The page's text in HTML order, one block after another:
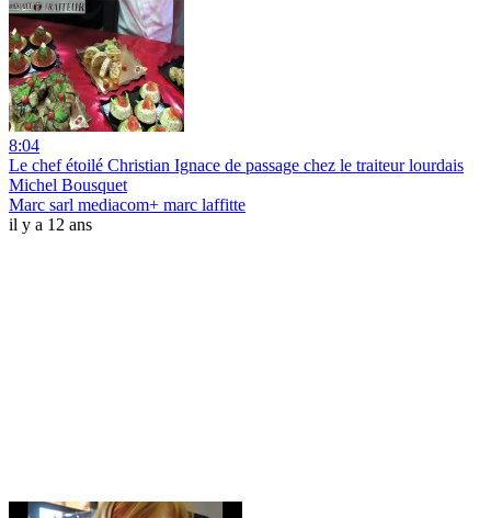
8:04
Le chef étoilé Christian Ignace de passage chez le traiteur lourdais
Michel Bousquet
Marc sarl mediacom+ marc laffitte
il y a 12 ans